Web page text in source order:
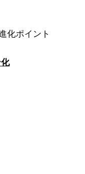
化ポイント